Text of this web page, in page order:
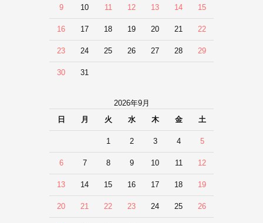
9 10 11 12 13 14 15
16 17 18 19 20 21 22
23 24 25 26 27 28 29
30 31
2026年9月
日
月 火 水 木 金 土
1 2 3 4 5
6 7 8 9 10 11 12
13 14 15 16 17 18 19
20 21 22 23 24 25 26